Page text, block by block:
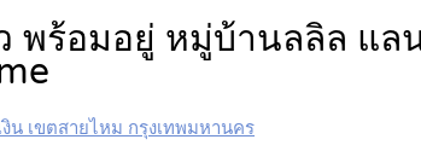
พร้อมอยู่ หมู่บ้านลลิล แ
น เขตสายไหม กรุงเทพมหานคร